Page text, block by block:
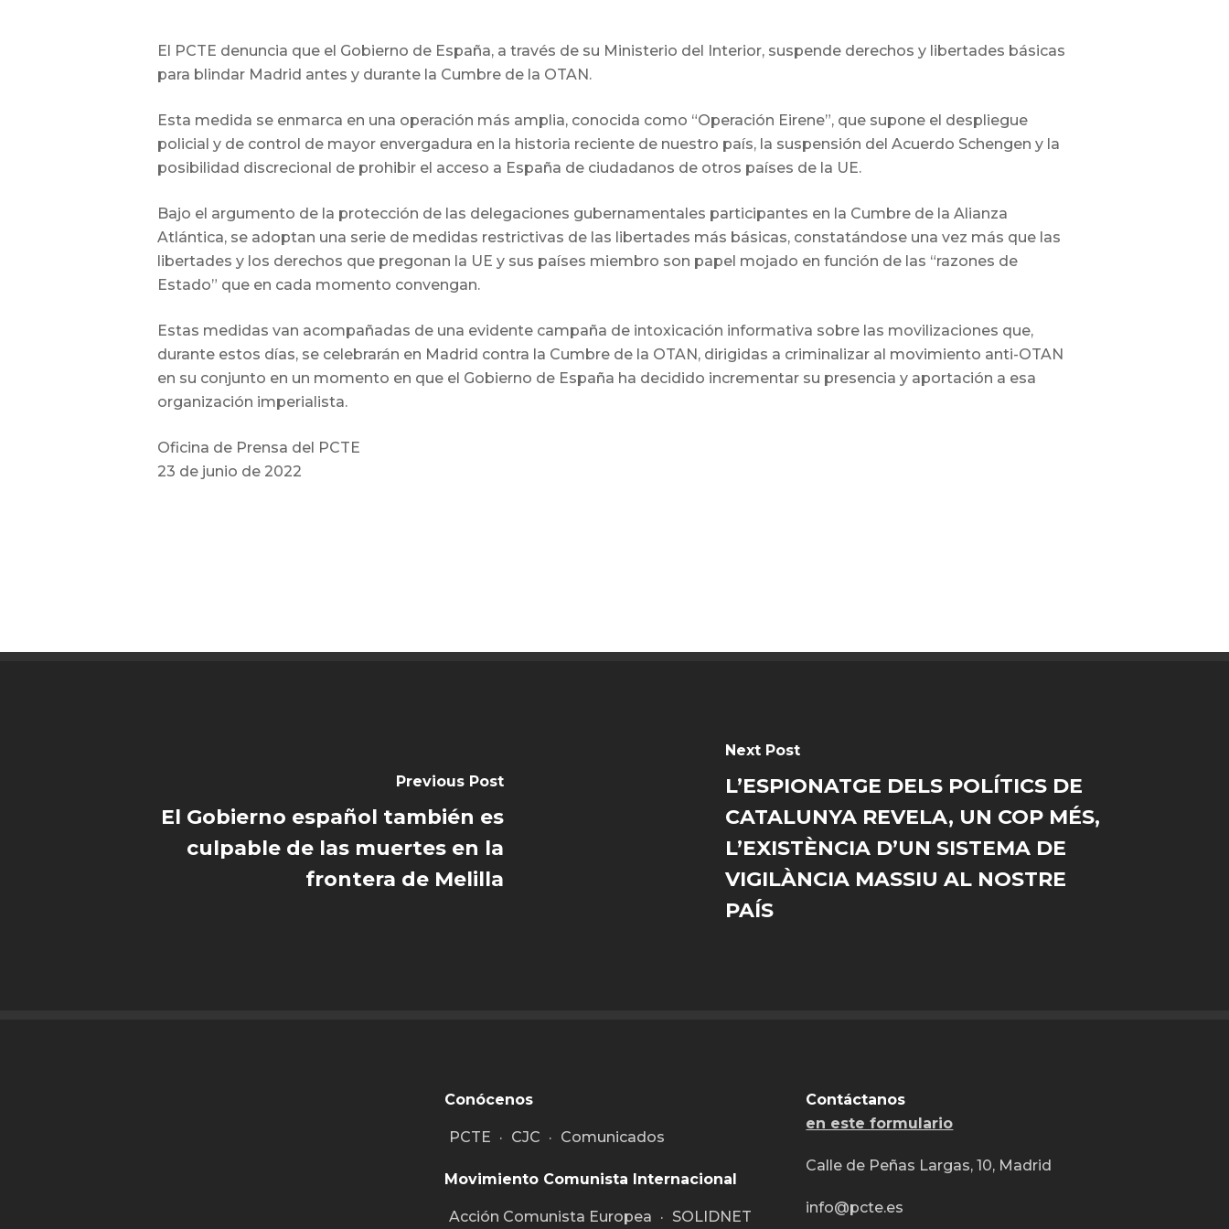
El PCTE denuncia que el Gobierno de España, a través de su Ministerio del Interior, suspende derechos y libertades básicas
para blindar Madrid antes y durante la Cumbre de la OTAN.
Esta medida se enmarca en una operación más amplia, conocida como “Operación Eirene”, que supone el despliegue
policial y de control de mayor envergadura en la historia reciente de nuestro país, la suspensión del Acuerdo Schengen y la
posibilidad discrecional de prohibir el acceso a España de ciudadanos de otros países de la UE.
Bajo el argumento de la protección de las delegaciones gubernamentales participantes en la Cumbre de la Alianza
Atlántica, se adoptan una serie de medidas restrictivas de las libertades más básicas, constatándose una vez más que las
libertades y los derechos que pregonan la UE y sus países miembro son papel mojado en función de las “razones de
Estado” que en cada momento convengan.
Estas medidas van acompañadas de una evidente campaña de intoxicación informativa sobre las movilizaciones que,
durante estos días, se celebrarán en Madrid contra la Cumbre de la OTAN, dirigidas a criminalizar al movimiento anti-OTAN
en su conjunto en un momento en que el Gobierno de España ha decidido incrementar su presencia y aportación a esa
organización imperialista.
Oficina de Prensa del PCTE
23 de junio de 2022
Previous Post
El Gobierno español también es
culpable de las muertes en la
frontera de Melilla
Next Post
L’ESPIONATGE DELS POLÍTICS DE
CATALUNYA REVELA, UN COP MÉS,
L’EXISTÈNCIA D’UN SISTEMA DE
VIGILÀNCIA MASSIU AL NOSTRE
PAÍS
Conócenos
PCTE · CJC · Comunicados
Movimiento Comunista Internacional
Acción Comunista Europea · SOLIDNET
Contáctanos
en este formulario
Calle de Peñas Largas, 10, Madrid
info@pcte.es